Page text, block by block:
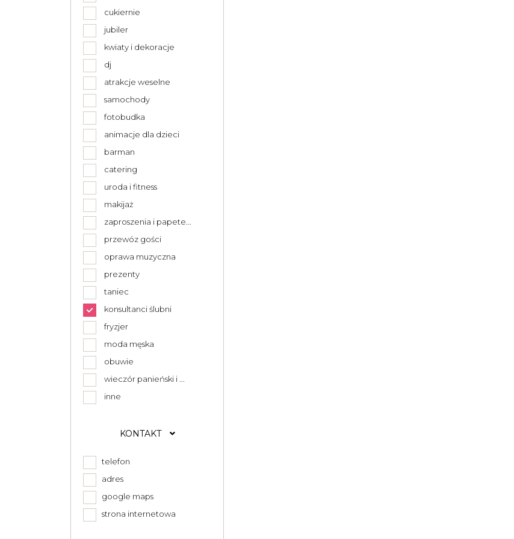
cukiernie
jubiler
kwiaty i dekoracje
dj
atrakcje weselne
samochody
fotobudka
animacje dla dzieci
barman
catering
uroda i fitness
makijaż
zaproszenia i papete...
przewóz gości
oprawa muzyczna
prezenty
taniec
konsultanci ślubni
fryzjer
moda męska
obuwie
wieczór panieński i ...
inne
KONTAKT
telefon
adres
google maps
strona internetowa